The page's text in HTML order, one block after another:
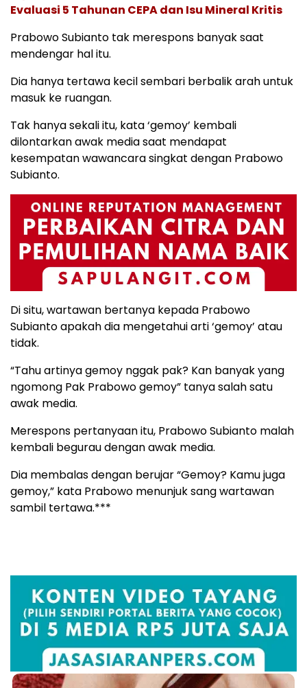
Evaluasi 5 Tahunan CEPA dan Isu Mineral Kritis
Prabowo Subianto tak merespons banyak saat
mendengar hal itu.
Dia hanya tertawa kecil sembari berbalik arah untuk
masuk ke ruangan.
Tak hanya sekali itu, kata ‘gemoy’ kembali
dilontarkan awak media saat mendapat
kesempatan wawancara singkat dengan Prabowo
Subianto.
Di situ, wartawan bertanya kepada Prabowo
Subianto apakah dia mengetahui arti ‘gemoy’ atau
tidak.
“Tahu artinya gemoy nggak pak? Kan banyak yang
ngomong Pak Prabowo gemoy” tanya salah satu
awak media.
Merespons pertanyaan itu, Prabowo Subianto malah
kembali begurau dengan awak media.
Dia membalas dengan berujar “Gemoy? Kamu juga
gemoy,” kata Prabowo menunjuk sang wartawan
sambil tertawa.***